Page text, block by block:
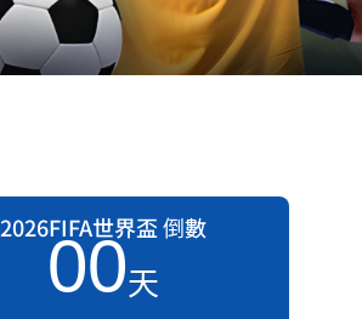
2026FIFA世界盃 倒數
00天